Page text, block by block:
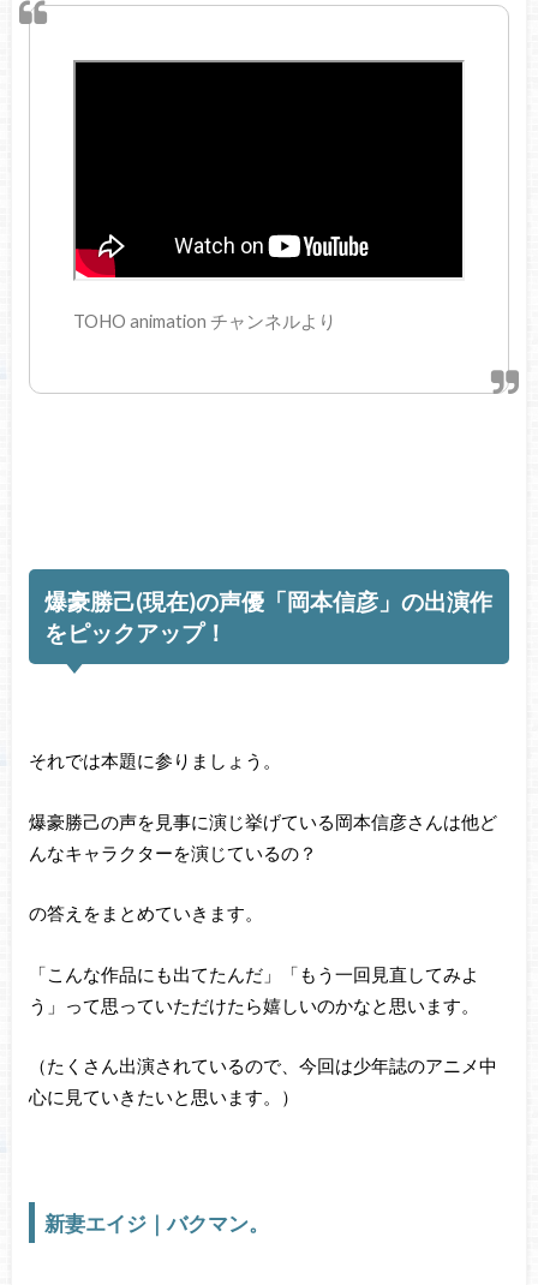
TOHO animation チャンネルより
爆豪勝己(現在)の声優「岡本信彦」の出演作
をピックアップ！
それでは本題に参りましょう。
爆豪勝己の声を見事に演じ挙げている岡本信彦さんは他ど
んなキャラクターを演じているの？
の答えをまとめていきます。
「こんな作品にも出てたんだ」「もう一回見直してみよ
う」って思っていただけたら嬉しいのかなと思います。
（たくさん出演されているので、今回は少年誌のアニメ中
心に見ていきたいと思います。）
新妻エイジ｜バクマン。